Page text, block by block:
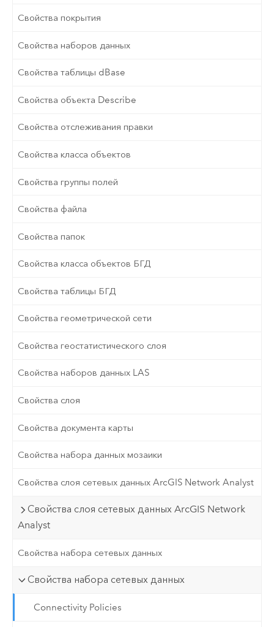
Свойства покрытия
Свойства наборов данных
Свойства таблицы dBase
Свойства объекта Describe
Свойства отслеживания правки
Свойства класса объектов
Свойства группы полей
Свойства файла
Свойства папок
Свойства класса объектов БГД
Свойства таблицы БГД
Свойства геометрической сети
Свойства геостатистического слоя
Свойства наборов данных LAS
Свойства слоя
Свойства документа карты
Свойства набора данных мозаики
Свойства слоя сетевых данных ArcGIS Network Analyst
Свойства слоя сетевых данных ArcGIS Network
Analyst
Свойства набора сетевых данных
Свойства набора сетевых данных
Connectivity Policies